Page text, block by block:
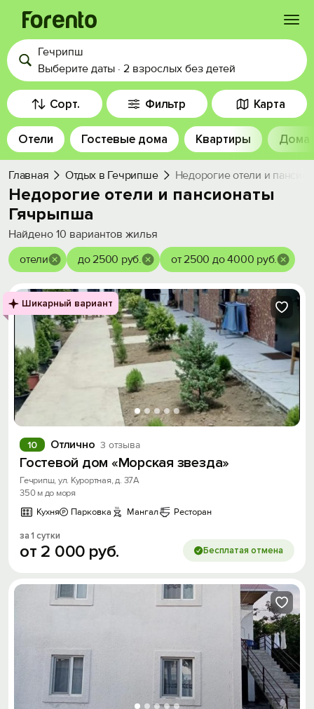
Войти
Избранное
История просмотра
Добавить свой объект
Гечрипш
Выберите даты · 2 взрослых без детей
Сорт. Фильтр Карта
Отели Гостевые дома Квартиры Дома
Главная Отдых в Гечрипше Недорогие отели и
Недорогие отели и пансионаты
Гячрыпша
Найдено 10 вариантов жилья
отели
до 2500 руб. от 2500 до 4000 руб.
Шикарный вариант
Отлично 3 отзыва
10
Гостевой дом «Морская звезда»
Гечрипш, ул. Курортная, д. 37А
350 м до моря
Кухня
Парковка Мангал Ресторан
за 1 сутки
от 2 000 руб. Бесплатая отмена